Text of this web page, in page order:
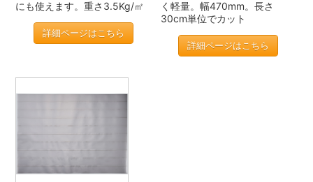
にも使えます。重さ3.5Kg/㎡
詳細ページはこちら
く軽量。幅470mm。長さ
30cm単位でカット
詳細ページはこちら